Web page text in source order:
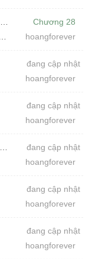
Chương 28
hoangforever
đang cập nhật
hoangforever
đang cập nhật
hoangforever
đang cập nhật
hoangforever
đang cập nhật
hoangforever
đang cập nhật
hoangforever